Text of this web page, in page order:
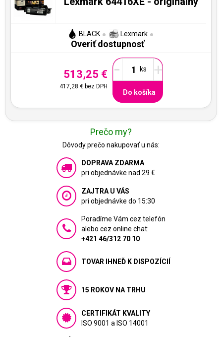
BLACK Lexmark
Overiť dostupnosť
513,25 €
417,28 €bez DPH
- +
Do košíka
Prečo my?
Dôvody prečo nakupovať u nás:
DOPRAVA ZDARMA
pri objednávke nad 29 €
ZAJTRA U VÁS
pri objednávke do 15:30
Poradíme Vám cez telefón
alebo cez online chat:
+421 46/312 70 10
TOVAR IHNEĎ K DISPOZÍCIÍ
15 ROKOV NA TRHU
CERTIFIKÁT KVALITY
ISO 9001 a ISO 14001